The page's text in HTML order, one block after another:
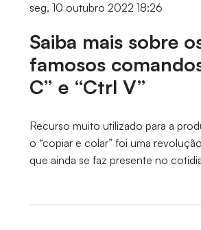
seg, 10 outubro 2022 18:26
Saiba mais sobre
famosos
C” e “Ctrl V”
Recurso muito utilizado para a
o “copiar e colar” foi uma
que ainda se faz presente no